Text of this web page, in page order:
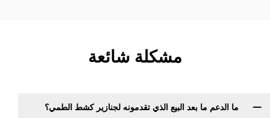
مشكلة شائعة
ما الدعم ما بعد البيع الذي تقدمونه لجنازير كشط الطمي؟